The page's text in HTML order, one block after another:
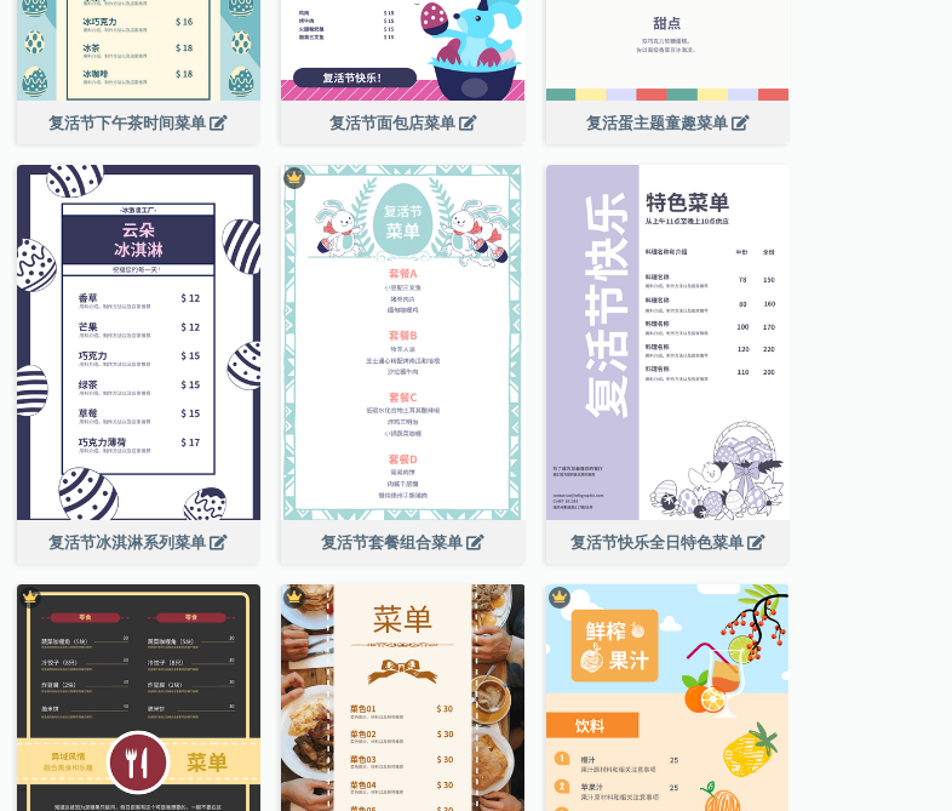
复活节下午茶时间菜单 复活节面包店菜单 复活蛋主题童趣菜单
复活节冰淇淋系列菜单 复活节套餐组合菜单 复活节快乐全日特色菜单